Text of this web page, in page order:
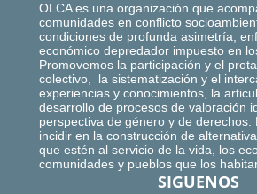
OLCA es una organización que
comunidades en conflicto
condiciones de profunda asimetría,
económico depredador impuesto en
Promovemos la participación y el
colectivo, la sistematización y el
experiencias y conocimientos, la
desarrollo de procesos de valoración
perspectiva de género y de derechos.
incidir en la construcción de
que estén al servicio de la vida, los
comunidades y pueblos que los
SIGUENOS